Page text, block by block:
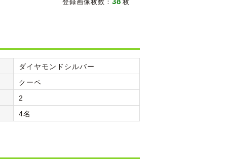
登録画像枚数： 枚
ダイヤモンドシルバー
クーペ
2
4名